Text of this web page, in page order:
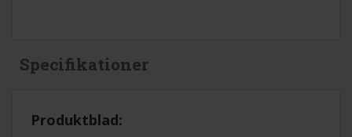
Specifikationer
Produktblad: